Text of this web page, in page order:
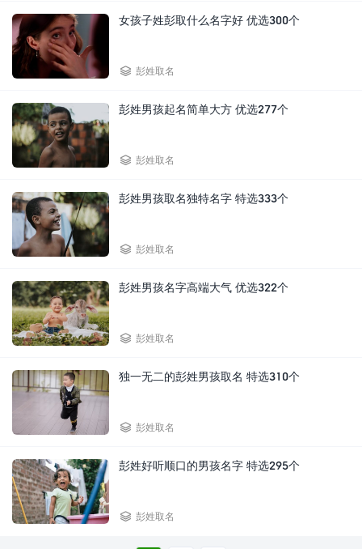
女孩子姓彭取什么名字好 优选300个
 彭姓取名
彭姓男孩起名简单大方 优选277个
 彭姓取名
彭姓男孩取名独特名字 特选333个
 彭姓取名
彭姓男孩名字高端大气 优选322个
 彭姓取名
独一无二的彭姓男孩取名 特选310个
 彭姓取名
彭姓好听顺口的男孩名字 特选295个
 彭姓取名